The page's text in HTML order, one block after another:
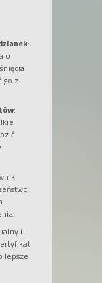
:
o
go z
:
i
lepsze